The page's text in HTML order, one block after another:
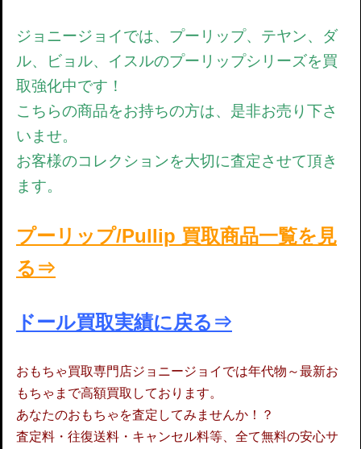
ジョニージョイでは、プーリップ、テヤン、ダ
ル、ビョル、イスルのプーリップシリーズを買
取強化中です！
こちらの商品をお持ちの方は、是非お売り下さ
いませ。
お客様のコレクションを大切に査定させて頂き
ます。
プーリップ/Pullip 買取商品一覧を見
る⇒
ドール買取実績に戻る⇒
おもちゃ買取専門店ジョニージョイでは年代物～最新お
もちゃまで高額買取しております。
あなたのおもちゃを査定してみませんか！？
査定料・往復送料・キャンセル料等、全て無料の安心サ